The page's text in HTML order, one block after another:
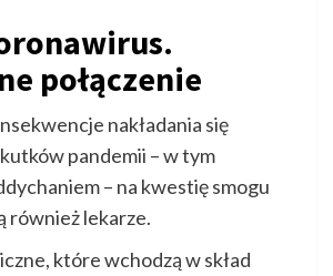
połączenie
nakładania się
pandemii – w tym
– na kwestię smogu
również lekarze.
które wchodzą w skład